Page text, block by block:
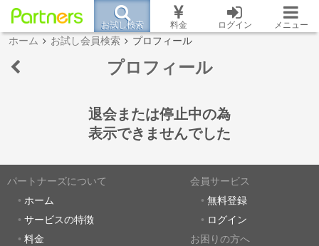
お試し検索 料金 ログイン メニュー
ホーム お試し会員検索 プロフィール
プロフィール
退会または停止中の為
表示できませんでした
パートナーズについて
ホーム
サービスの特徴
料金
会員サービス
無料登録
ログイン
お困りの方へ